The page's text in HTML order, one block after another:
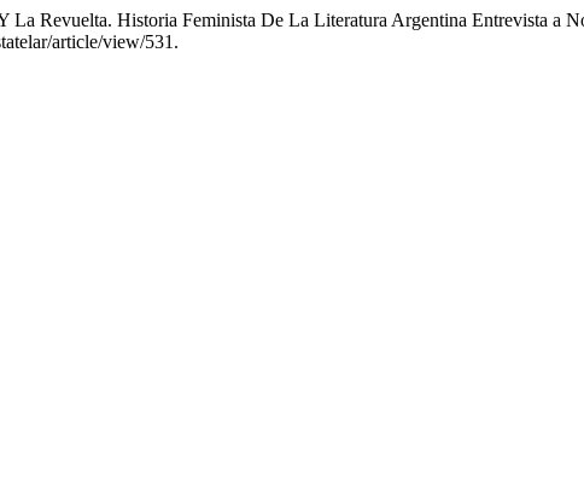
Revuelta. Historia Feminista De La Literatura Argentina Entrevista a
article/view/531.